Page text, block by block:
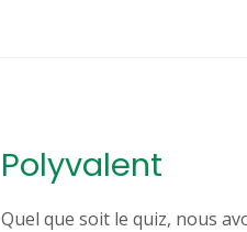
Polyvalent
Quel que soit le quiz, nous